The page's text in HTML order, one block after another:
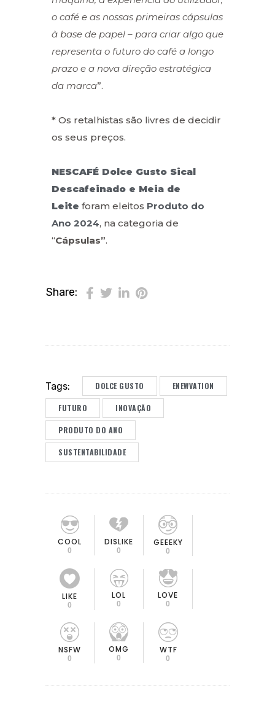
o café e as nossas primeiras cápsulas
à base de papel – para criar algo que
representa o futuro do café a longo
prazo e a nova direção estratégica
da marca”.
* Os retalhistas são livres de decidir
os seus preços.
NESCAFÉ Dolce Gusto Sical
Descafeinado e Meia de
Leite foram eleitos Produto do
Ano 2024, na categoria de
“Cápsulas”.
Share:
Tags: DOLCE GUSTO ENEWVATION
FUTURO INOVAÇÃO
PRODUTO DO ANO
SUSTENTABILIDADE
COOL
0
DISLIKE
0
GEEEKY
0
LIKE
0
LOL
0
LOVE
0
NSFW
0
OMG
0
WTF
0